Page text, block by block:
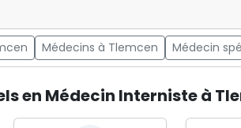
Médecins à Tlemcen Médecin
en Médecin Interniste à